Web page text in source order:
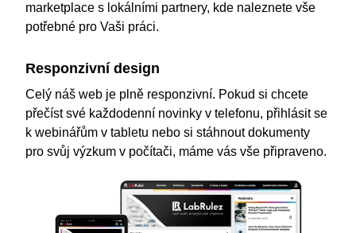
marketplace s lokálními partnery, kde naleznete vše
potřebné pro Vaši práci.
Responzivní design
Celý náš web je plně responzivní. Pokud si chcete
přečíst své každodenní novinky v telefonu, přihlásit se
k webinářům v tabletu nebo si stáhnout dokumenty
pro svůj výzkum v počítači, máme vás vše připraveno.